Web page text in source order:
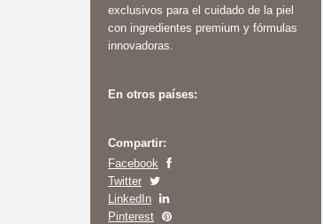
exclusivos para el cuidado de la piel
con ingredientes premium y fórmulas
innovadoras.
En otros países:
Compartir:
Facebook
Twitter
LinkedIn
Pinterest